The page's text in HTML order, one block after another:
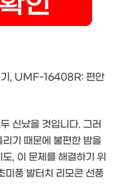
기, UMF-16408R: 편안
신났을 것입니다. 그러
기 때문에 불편한 밤을
, 이 문제를 해결하기 위
미풍 발터치 리모콘 선풍